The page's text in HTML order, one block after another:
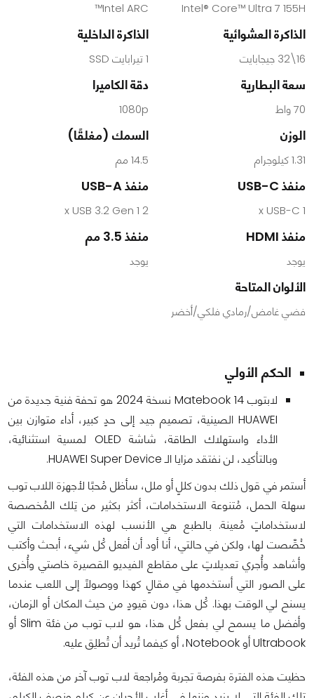
Intel® Core™ Ultra 7 155H
Intel ARC™
الذاكرة العشوائية
16\32 جيجابايت
الذاكرة الداخلية
1 تيرابايت SSD
سعة البطارية
70 واط
دقة الكاميرا
1080p
الوزن
1.31 كيلوجرام
السمك (مغلقًا)
14.5 مم
منفذ USB-C
1 x USB-C
منفذ USB-A
2 x USB 3.2 Gen 1
منفذ HDMI
يوجد
منفذ 3.5 مم
يوجد
الألوان المتاحة
فضي غامض/رمادي فلكي/أخضر
الحكم الأولي
لابتوب Matebook 14 نسخة 2024 هو تحفة فنية جديدة من
HUAWEI الصينية، تصميم جيد إلى حدٍ كبير، أداء متوازن بين
الأداء واستهلاك الطاقة، شاشة OLED لمسية استثنائية،
وبالتأكيد، لن نفتقد مزايا الـ HUAWEI Super Device.
أستمر في قول ذلك بدون كللٍ أو ملل، سأظل مُحبًا لأجهزة اللاب توب
سهلة الحمل، مُتنوعة الاستخدامات، أكثر بكثير من تِلك المُخصصة
لاستخداماتٍ مُعينة. بالطبع هي الأنسب لهذه الاستخدامات التي
خُصِّصت لها، ولكن في حالتي، أنا أود أن أفعل كُل شيء، أبحث وأكتب
وأشاهد وأُجري تعديلاتٍ على مقاطع الفيديو القصيرة خاصتي وأُخرى
على الصور التي أستخدمها في مقالٍ كهذا ووصولًا إلى اللعب عندما
يسنح لي الوقت بهذا. كُل هذا، دون قيودٍ من حيث المكان أو الزمان،
وأفضل ما يسمح لي بفعل كُل هذا، هو لاب توب من فئة Slim أو
Ultrabook أو Notebook، أو كيفما تُريد أن تُطلِق عليه.
حظيت هذه الفترة بفرصة تجربة ومُراجعة لاب توب آخر من هذه الفئة،